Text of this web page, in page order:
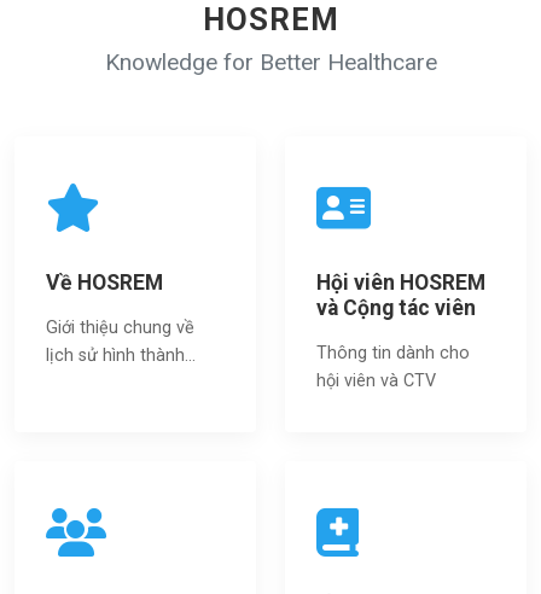
HOSREM
Knowledge for Better Healthcare
Về HOSREM
Giới thiệu chung về
lịch sử hình thành...
Hội viên HOSREM
và Cộng tác viên
Thông tin dành cho
hội viên và CTV